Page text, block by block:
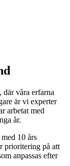
där våra erfarna
är vi experter
arbetat med
år.
10 års
prioritering på att
anpassas efter